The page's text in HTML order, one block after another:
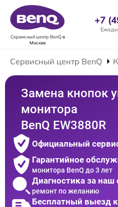
Сервисный центр BenQв
Москве
+7
Сервисный центр BenQ
Замена кнопок
монитора
BenQ EW3880R
Официальный
Гарантийное
монитора BenQ до 3 лет
Диагностика за наш
ремонт по желанию
Бесплатный выезд